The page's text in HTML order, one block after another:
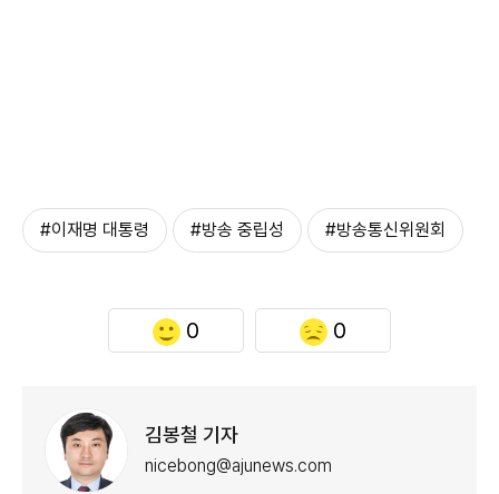
#이재명 대통령 #방송 중립성 #방송통신위원회
0 0
김봉철 기자
nicebong@ajunews.com